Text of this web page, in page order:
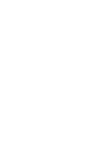
sind eine
mit dem Hauptantrag